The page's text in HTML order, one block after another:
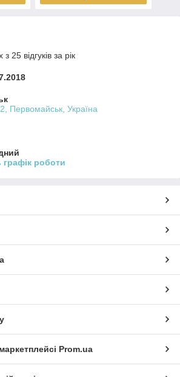
25 відгуків за рік
Первомайськ, Україна
графік роботи
Prom.ua